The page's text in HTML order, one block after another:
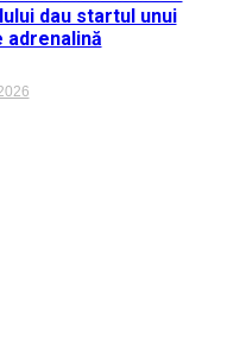
dau startul unui
adrenalină